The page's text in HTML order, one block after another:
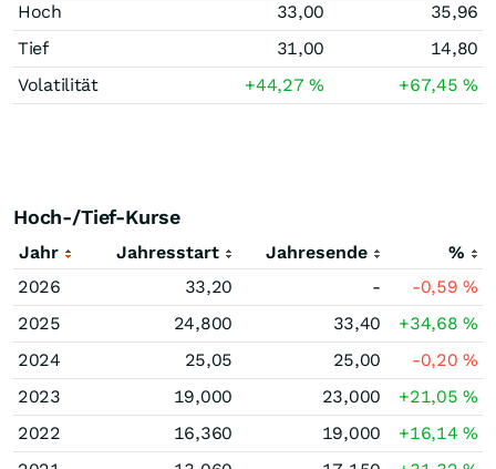
Hoch
33,00
35,96
Tief
31,00
14,80
Volatilität
+44,27% +67,45%
Hoch-/Tief-Kurse
Jahr Jahresstart Jahresende
%
2026
33,20 - -0,59%
2025
24,800 33,40 +34,68%
2024
25,05 25,00 -0,20%
2023
19,000 23,000 +21,05%
2022
16,360 19,000 +16,14%